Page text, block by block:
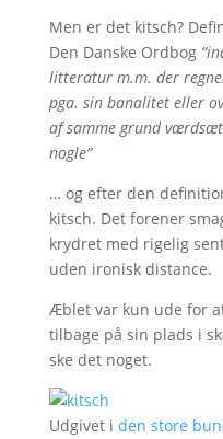
Men er det kitsch?
Den Danske Ordbog
litteratur m.m. der
pga. sin banalitet eller
af samme grund
nogle”
… og efter den
kitsch. Det forener
krydret med rigelig
uden ironisk distance.
Æblet var kun ude for
tilbage på sin plads i
ske det noget.
Udgivet i den store